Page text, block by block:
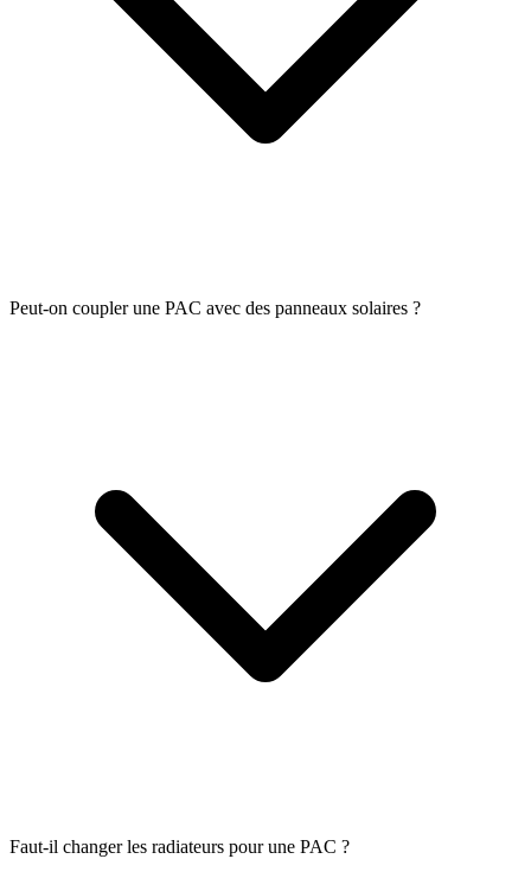
Peut-on coupler une PAC avec des panneaux solaires ?
Faut-il changer les radiateurs pour une PAC ?